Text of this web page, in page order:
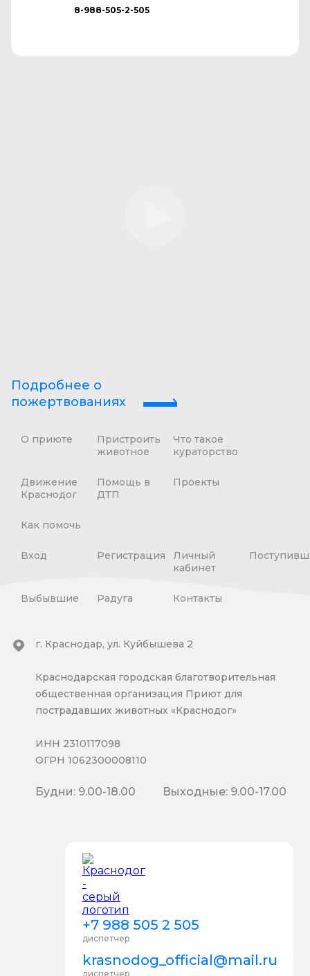
8-988-505-2-505
Подробнее о
пожертвованиях
О приюте
Пристроить
животное
Что такое
кураторство
Движение
Краснодог
Помощь в
ДТП
Проекты
Как помочь
Вход Регистрация
Личный
кабинет
Выбывшие Радуга Контакты
+7 988 505 2 505
диспетчер
krasnodog_official@mail.ru
диспетчер
г. Краснодар, ул. Куйбышева 2
Краснодарская городская благотворительная
общественная организация Приют для
пострадавших животных «Краснодог»
ИНН 2310117098
ОГРН 1062300008110
Будни: 9.00-18.00 Выходные: 9.00-17.00